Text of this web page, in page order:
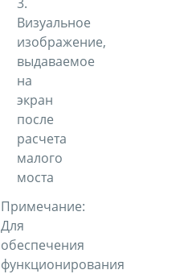
Визуальное
изображение,
выдаваемое
на
экран
после
расчета
малого
моста
Примечание:
Для
обеспечения
функционирования